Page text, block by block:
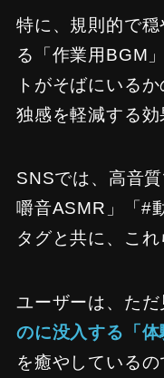
特に、規則的で
る「作業用BGM
トがそばにいる
独感を軽減する効
SNSでは、高音
嚼音ASMR」「#
タグと共に、これ
ユーザーは、ただ
のに没入する「体
を癒やしているの